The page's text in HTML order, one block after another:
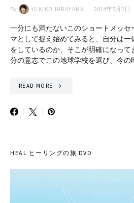
By YUKIKO HIRAYAMA 2014年5月2日
一分にも満たないこのショートメッ
マとして捉え始めてみると、自分は
をしているのか、そこが明確になって
分の意志でこの地球学校を選び、今
READ MORE
HEAL ヒーリングの旅 DVD